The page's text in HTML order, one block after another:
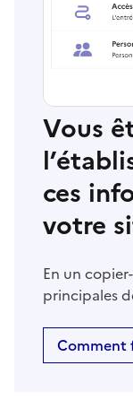
Vous
ces
votre
En un
principales
Comment